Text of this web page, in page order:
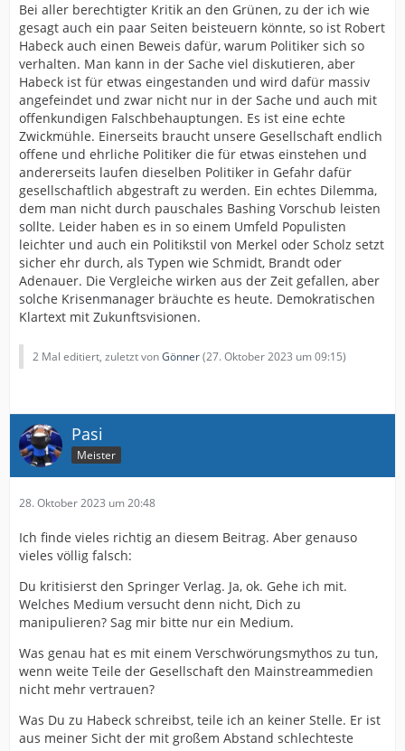
Bei aller berechtigter Kritik an den Grünen, zu der ich wie
gesagt auch ein paar Seiten beisteuern könnte, so ist Robert
Habeck auch einen Beweis dafür, warum Politiker sich so
verhalten. Man kann in der Sache viel diskutieren, aber
Habeck ist für etwas eingestanden und wird dafür massiv
angefeindet und zwar nicht nur in der Sache und auch mit
offenkundigen Falschbehauptungen. Es ist eine echte
Zwickmühle. Einerseits braucht unsere Gesellschaft endlich
offene und ehrliche Politiker die für etwas einstehen und
andererseits laufen dieselben Politiker in Gefahr dafür
gesellschaftlich abgestraft zu werden. Ein echtes Dilemma,
dem man nicht durch pauschales Bashing Vorschub leisten
sollte. Leider haben es in so einem Umfeld Populisten
leichter und auch ein Politikstil von Merkel oder Scholz setzt
sicher ehr durch, als Typen wie Schmidt, Brandt oder
Adenauer. Die Vergleiche wirken aus der Zeit gefallen, aber
solche Krisenmanager bräuchte es heute. Demokratischen
Klartext mit Zukunftsvisionen.
2 Mal editiert, zuletzt vonGönner(27. Oktober 2023 um 09:15)
Pasi
Meister
28. Oktober 2023 um 20:48
Ich finde vieles richtig an diesem Beitrag. Aber genauso
vieles völlig falsch:
Du kritisierst den Springer Verlag. Ja, ok. Gehe ich mit.
Welches Medium versucht denn nicht, Dich zu
manipulieren? Sag mir bitte nur ein Medium.
Was genau hat es mit einem Verschwörungsmythos zu tun,
wenn weite Teile der Gesellschaft den Mainstreammedien
nicht mehr vertrauen?
Was Du zu Habeck schreibst, teile ich an keiner Stelle. Er ist
aus meiner Sicht der mit großem Abstand schlechteste